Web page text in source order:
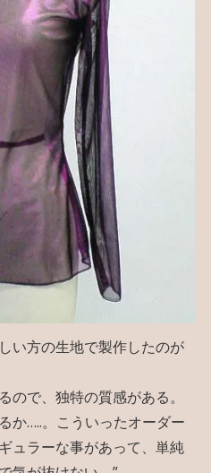
い方の生地で製作したのが
ので、独特の質感がある。
か…..。こういったオーダー
ュラーな事があって、単純